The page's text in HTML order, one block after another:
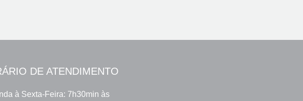
DE ATENDIMENTO
à Sexta-Feira: 7h30min às